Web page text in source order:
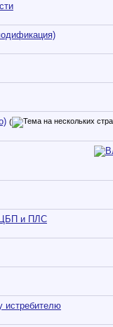
(
ЦБП и ПЛС
истребителю